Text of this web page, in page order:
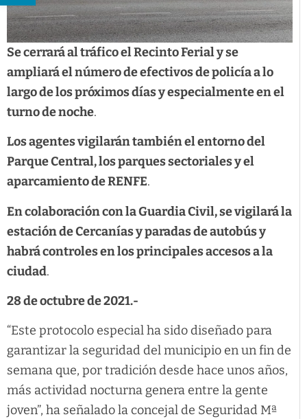
Se cerrará al tráfico el Recinto Ferial y se
ampliará el número de efectivos de policía a lo
largo de los próximos días y especialmente en el
turno de noche.
Los agentes vigilarán también el entorno del
Parque Central, los parques sectoriales y el
aparcamiento de RENFE.
En colaboración con la Guardia Civil, se vigilará la
estación de Cercanías y paradas de autobús y
habrá controles en los principales accesos a la
ciudad.
28 de octubre de 2021.-
“Este protocolo especial ha sido diseñado para
garantizar la seguridad del municipio en un fin de
semana que, por tradición desde hace unos años,
más actividad nocturna genera entre la gente
joven”, ha señalado la concejal de Seguridad Mª